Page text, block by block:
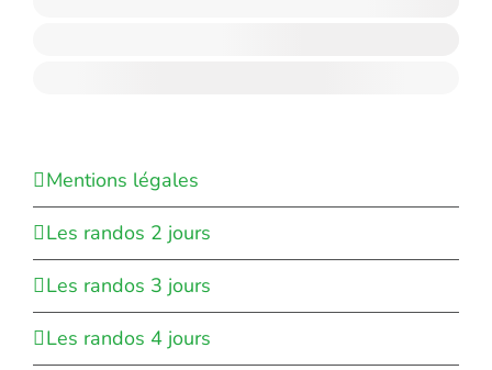
Mentions légales
Les randos 2 jours
Les randos 3 jours
Les randos 4 jours